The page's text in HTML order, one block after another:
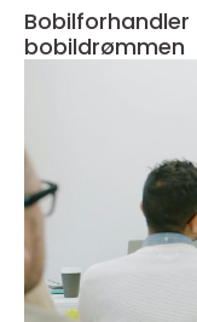
Bobilforhandler slik finner du riktig partner for
bobildrømmen